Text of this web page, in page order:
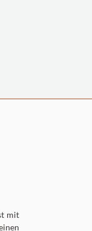
mit